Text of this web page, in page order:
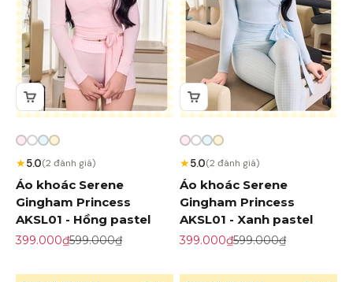
★5.0(2 đánh giá)
Áo khoác Serene
Gingham Princess
AKSL01 - Hồng pastel
Giá khuyến mãi
399.000₫Giá gốc
599.000₫
★5.0(2 đánh giá)
Áo khoác Serene
Gingham Princess
AKSL01 - Xanh pastel
Giá khuyến mãi
399.000₫Giá gốc
599.000₫